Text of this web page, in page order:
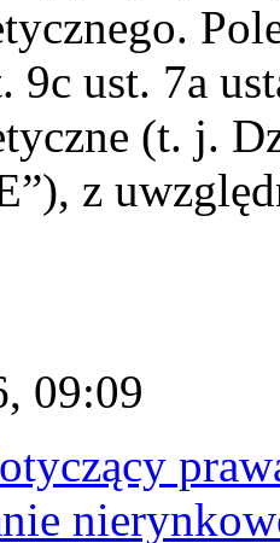
9c ust. 7a
(t. j.
z
09:09